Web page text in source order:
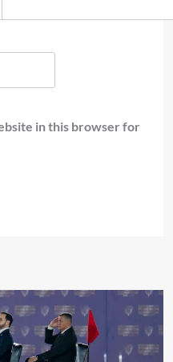
in this browser for